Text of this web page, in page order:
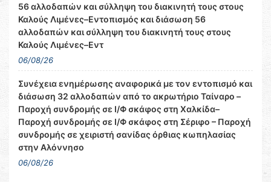
56 αλλοδαπών και σύλληψη του διακινητή τους στους
Καλούς Λιμένες–Εντοπισμός και διάσωση 56
αλλοδαπών και σύλληψη του διακινητή τους στους
Καλούς Λιμένες–Εντ
06/08/26
Συνέχεια ενημέρωσης αναφορικά με τον εντοπισμό και
διάσωση 32 αλλοδαπών από το ακρωτήριο Ταίναρο –
Παροχή συνδρομής σε Ι/Φ σκάφος στη Χαλκίδα–
Παροχή συνδρομής σε Ι/Φ σκάφος στη Σέριφο – Παροχή
συνδρομής σε χειριστή σανίδας όρθιας κωπηλασίας
στην Αλόννησο
06/08/26